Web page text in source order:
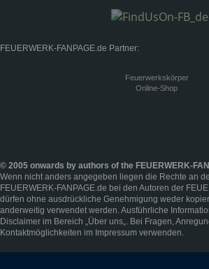
FEUERWERK-FANPAGE.de Partner:
Feuerwerkskörper
Online-Shop
© 2005 onwards by authors of the FEUERWERK-
Wenn nicht anders angegeben liegen die Rechte an
FEUERWERK-FANPAGE.de bei den Autoren der
dürfen ohne ausdrückliche Genehmigung weder
anderweitig verwendet werden. Ausführliche
Disclaimer im Bereich „Über uns„. Bei Fragen,
Kontaktmöglichkeiten im Impressum verwenden.